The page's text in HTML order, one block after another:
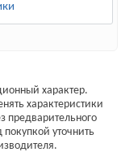
характер.
характеристики
предварительного
уточнить